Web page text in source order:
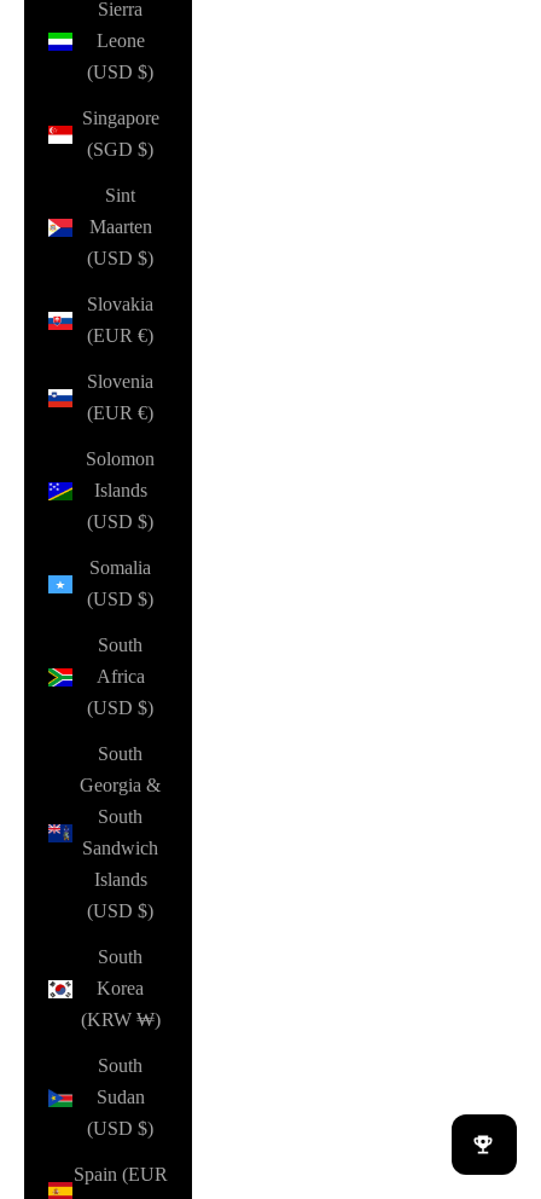
Sierra
Leone
(USD $)
Singapore
(SGD $)
Sint
Maarten
(USD $)
Slovakia
(EUR €)
Slovenia
(EUR €)
Solomon
Islands
(USD $)
Somalia
(USD $)
South
Africa
(USD $)
South
Georgia &
South
Sandwich
Islands
(USD $)
South
Korea
(KRW ₩)
South
Sudan
(USD $)
Spain (EUR